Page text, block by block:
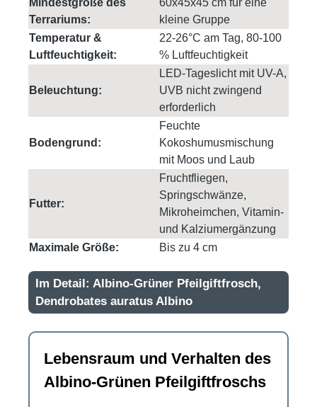
Mindestgröße des
Terrariums:
60x45x45 cm für eine
kleine Gruppe
Temperatur &
Luftfeuchtigkeit:
22-26°C am Tag, 80-100
% Luftfeuchtigkeit
Beleuchtung:
LED-Tageslicht mit UV-A,
UVB nicht zwingend
erforderlich
Bodengrund:
Feuchte
Kokoshumusmischung
mit Moos und Laub
Futter:
Fruchtfliegen,
Springschwänze,
Mikroheimchen, Vitamin-
und Kalziumergänzung
Maximale Größe:
Bis zu 4 cm
Im Detail: Albino-Grüner Pfeilgiftfrosch,
Dendrobates auratus Albino
Lebensraum und Verhalten des
Albino-Grünen Pfeilgiftfroschs